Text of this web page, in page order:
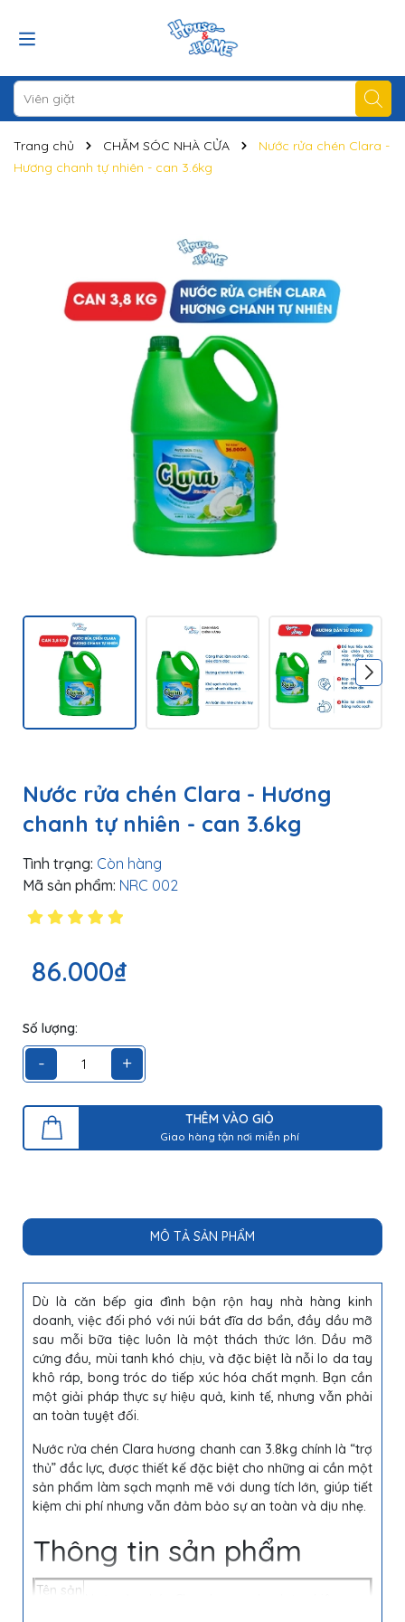
Trang chủ CHĂM SÓC NHÀ CỬA
Nước rửa chén Clara -
Hương chanh tự nhiên - can 3.6kg
Nước rửa chén Clara - Hương
chanh tự nhiên - can 3.6kg
Tình trạng: Còn hàng
Mã sản phẩm: NRC 002
86.000₫
Số lượng:
- +
THÊM VÀO GIỎ
Giao hàng tận nơi miễn phí
MÔ TẢ SẢN PHẨM
Dù là căn bếp gia đình bận rộn hay nhà hàng kinh
doanh, việc đối phó với núi bát đĩa dơ bẩn, đầy dầu mỡ
sau mỗi bữa tiệc luôn là một thách thức lớn. Dầu mỡ
cứng đầu, mùi tanh khó chịu, và đặc biệt là nỗi lo da tay
khô ráp, bong tróc do tiếp xúc hóa chất mạnh. Bạn cần
một giải pháp thực sự hiệu quả, kinh tế, nhưng vẫn phải
an toàn tuyệt đối.
Nước rửa chén Clara hương chanh can 3.8kg chính là “trợ
thủ” đắc lực, được thiết kế đặc biệt cho những ai cần một
sản phẩm làm sạch mạnh mẽ với dung tích lớn, giúp tiết
kiệm chi phí nhưng vẫn đảm bảo sự an toàn và dịu nhẹ.
Thông tin sản phẩm
Tên sản